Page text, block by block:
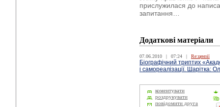
прислужилася до
запитання…
Додаткові матеріали
07.06.2010 | 07:24 | Re:цензії
Біографічний триптих
і самореалізації. Шарітка:
коментувати
роздрукувати
повідомити друга